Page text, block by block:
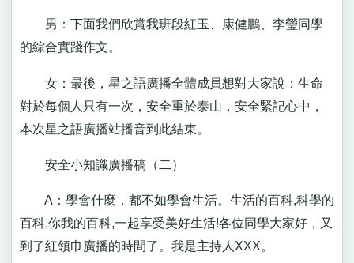
男：下面我們欣賞我班段紅玉、康健鵬、李瑩同學
的綜合實踐作文。
女：最後，星之語廣播全體成員想對大家說：生命
對於每個人只有一次，安全重於泰山，安全緊記心中，
本次星之語廣播站播音到此結束。
安全小知識廣播稿（二）
A：學會什麼，都不如學會生活。生活的百科,科學的
百科,你我的百科,一起享受美好生活!各位同學大家好，又
到了紅領巾廣播的時間了。我是主持人XXX。